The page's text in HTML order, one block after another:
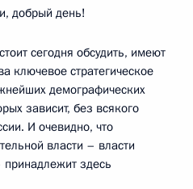
добрый день!
сегодня обсудить, имеют
ключевое стратегическое
демографических
зависит, без всякого
И очевидно, что
власти – власти
здесь